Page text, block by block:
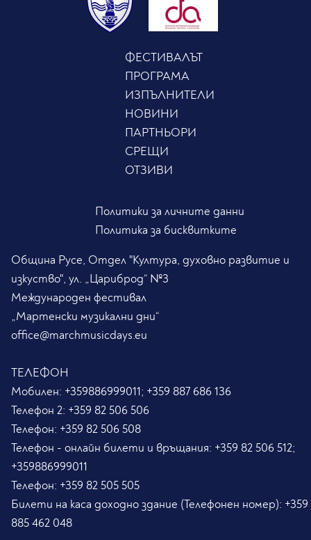
ФЕСТИВАЛЪТ
ПРОГРАМА
ИЗПЪЛНИТЕЛИ
НОВИНИ
ПАРТНЬОРИ
СРЕЩИ
ОТЗИВИ
Политики за личните данни
Политика за бисквитките
Община Русе, Отдел "Култура, духовно развитие и
изкуство", ул. „Цариброд“ №3
Международен фестивал
„Мартенски музикални дни“
office@marchmusicdays.eu
ТЕЛЕФОН
Мобилен: +359886999011; +359 887 686 136
Телефон 2: +359 82 506 506
Телефон: +359 82 506 508
Телефон - онлайн билети и връщания: +359 82 506 512;
+359886999011
Телефон: +359 82 505 505
Билети на каса доходно здание (Телефонен номер): +359
885 462 048